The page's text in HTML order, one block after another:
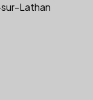
Lathan